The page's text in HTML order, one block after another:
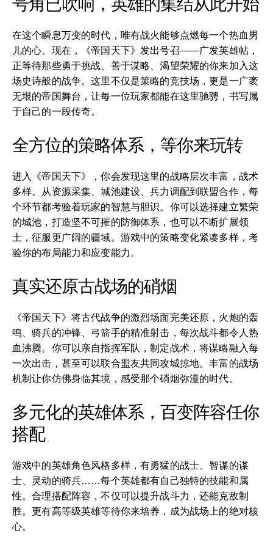
号角已吹响，英雄的集结从此开始
在这个瞬息万变的时代，唯有战火能够点燃每一个热血男
儿的心。现在，《帝国天下》发出号召——广发英雄帖，
正等待那些勇于挑战、善于谋略、渴望荣耀的你来加入这
场史诗般的战争。这里不仅是策略的竞技场，更是一广袤
无垠的帝国舞台，让每一位玩家都能在这里驰骋，书写属
于自己的一段传奇。
全方位的策略体系，等你来玩转
进入《帝国天下》，你会发现这里的战略层次丰富，战术
多样。从资源采集、城池建设、兵力调配到联盟合作，每
个环节都考验着玩家的智慧与胆识。你可以选择建立繁荣
的城池，打造坚不可摧的防御体系，也可以不断扩展领
土，征服更广阔的疆域。游戏中的策略变化紧凑多样，考
验你的布局能力和应变能力。
真实还原古战场的硝烟
《帝国天下》将古代战争的激烈场面完美还原，火炮的轰
鸣、骑兵的冲锋、弓箭手的精准射击，每次战斗都令人热
血沸腾。你可以亲自指挥军队，制定战术，将谋略融入每
一次出击，甚至可以联合盟友共同攻城掠地。丰富的战场
机制让你仿佛身临其境，感受那个硝烟弥漫的时代。
多元化的英雄体系，百变阵容任你
搭配
游戏中的英雄角色风格多样，有勇猛的战士、智谋的谋
士、灵动的骑兵……每个英雄都有自己独特的技能和属
性。合理搭配阵容，不仅可以提升战斗力，还能克敌制
胜。更有高等级英雄等待你来培养，成为战场上的绝对核
心。